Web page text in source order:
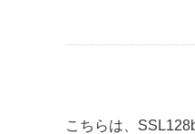
こちらは、